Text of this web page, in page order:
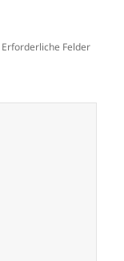
Erforderliche Felder